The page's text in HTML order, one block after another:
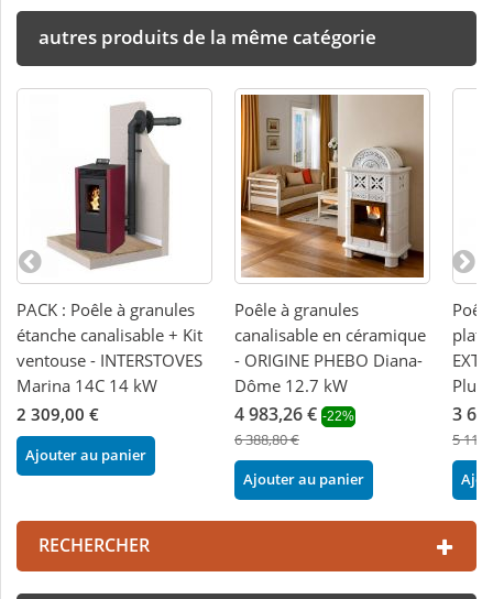
autres produits de la même catégorie
PACK : Poêle à granules
étanche canalisable + Kit
ventouse - INTERSTOVES
Marina 14C 14 kW
2 309,00 €
Ajouter au panier
Poêle à granules
canalisable en céramique
- ORIGINE PHEBO Diana-
Dôme 12.7 kW
4 983,26 € -22%
6 388,80 €
Ajouter au panier
plat
Plus
3
5
RECHERCHER